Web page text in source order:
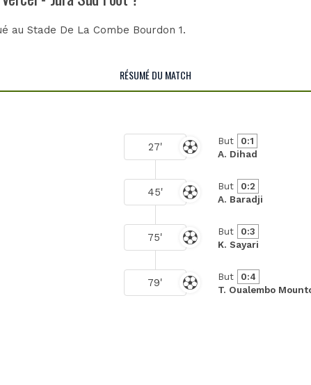
auStade De La Combe Bourdon 1.
RÉSUMÉ DU MATCH
27' But
0:1
A. Dihad
45' But
0:2
A. Baradji
75' But
0:3
K. Sayari
79' But
0:4
T. Oualembo